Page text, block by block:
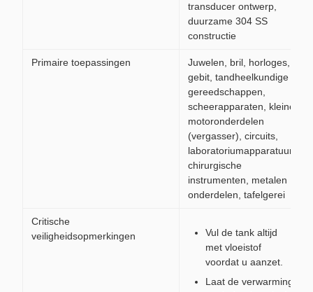
transducer ontwerp,
duurzame 304 SS
constructie
Primaire toepassingen
Juwelen, bril, horloges,
gebit, tandheelkundige
gereedschappen,
scheerapparaten, kleine
motoronderdelen
(vergasser), circuits,
laboratoriumapparatuur,
chirurgische
instrumenten, metalen
onderdelen, tafelgerei
Critische
veiligheidsopmerkingen
Vul de tank altijd
met vloeistof
voordat u aanzet.
Laat de verwarming